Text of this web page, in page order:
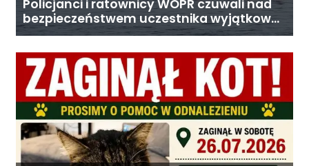
Policjanci i ratownicy WOPR czuwali nad
bezpieczeństwem uczestnika wyjątkowej
wyprawy